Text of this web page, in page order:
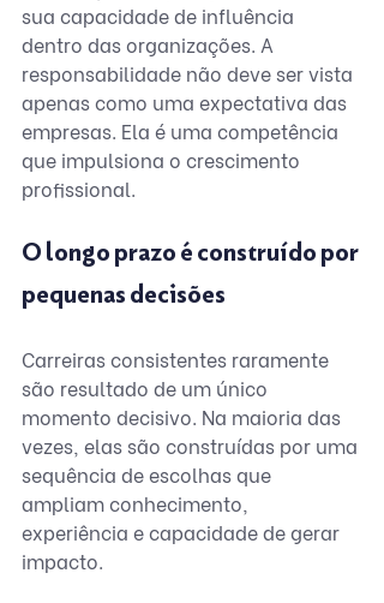
sua capacidade de influência
dentro das organizações. A
responsabilidade não deve ser vista
apenas como uma expectativa das
empresas. Ela é uma competência
que impulsiona o crescimento
profissional.
O longo prazo é construído por
pequenas decisões
Carreiras consistentes raramente
são resultado de um único
momento decisivo. Na maioria das
vezes, elas são construídas por uma
sequência de escolhas que
ampliam conhecimento,
experiência e capacidade de gerar
impacto.